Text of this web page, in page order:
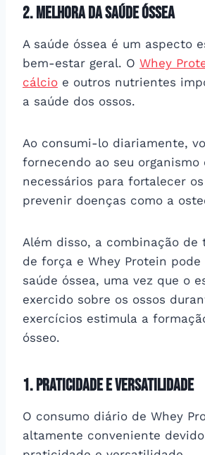
2. Melhora da saúde óssea
A saúde óssea é um aspecto
bem-estar geral. O Whey
cálcio e outros nutrientes
a saúde dos ossos.
Ao consumi-lo diariamente,
fornecendo ao seu
necessários para fortalecer
prevenir doenças como a
Além disso, a combinação de
de força e Whey Protein pode
saúde óssea, uma vez que o
exercido sobre os ossos
exercícios estimula a
ósseo.
1. Praticidade e versatilidade
O consumo diário de Whey
altamente conveniente